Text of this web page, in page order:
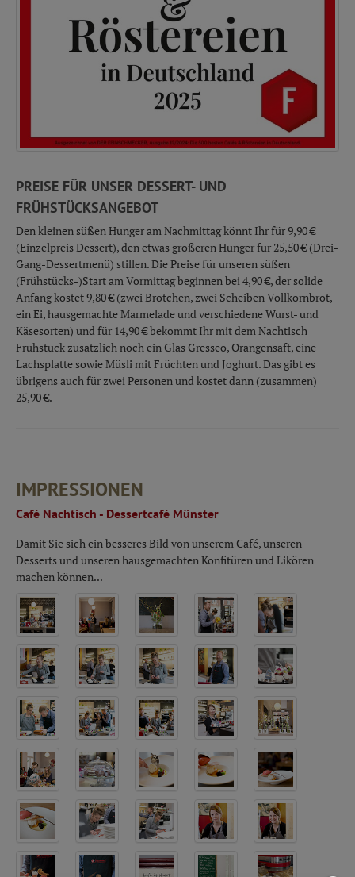
PREISE FÜR UNSER DESSERT- UND
FRÜHSTÜCKSANGEBOT
Den kleinen süßen Hunger am Nachmittag könnt Ihr für 9,90 €
(Einzelpreis Dessert), den etwas größeren Hunger für 25,50 € (Drei-
Gang-Dessertmenü) stillen. Die Preise für unseren süßen
(Frühstücks-)Start am Vormittag beginnen bei 4,90 €, der solide
Anfang kostet 9,80 € (zwei Brötchen, zwei Scheiben Vollkornbrot,
ein Ei, hausgemachte Marmelade und verschiedene Wurst- und
Käsesorten) und für 14,90 € bekommt Ihr mit dem Nachtisch
Frühstück zusätzlich noch ein Glas Gresseo, Orangensaft, eine
Lachsplatte sowie Müsli mit Früchten und Joghurt. Das gibt es
übrigens auch für zwei Personen und kostet dann (zusammen)
25,90 €.
IMPRESSIONEN
Café Nachtisch - Dessertcafé Münster
Damit Sie sich ein besseres Bild von unserem Café, unseren
Desserts und unseren hausgemachten Konfitüren und Likören
machen können...